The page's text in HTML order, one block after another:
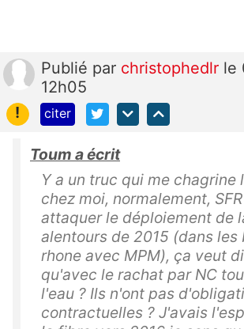
Publié par christophedlr le
12h05
!
citer
Toum a écrit
Y a un truc qui me chagrine
chez moi, normalement,
attaquer le déploiement de
alentours de 2015 (dans les
rhone avec MPM), ça veut
qu'avec le rachat par NC
l'eau ? Ils n'ont pas
contractuelles ? J'avais